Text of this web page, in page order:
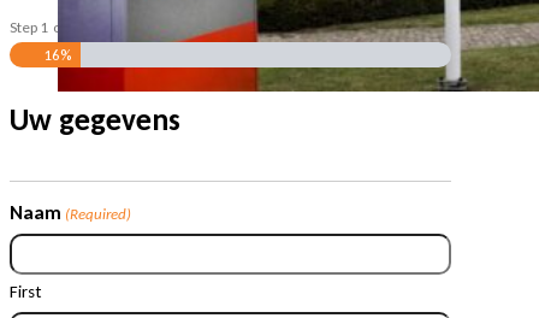
Step 1 of
16%
Uw gegevens
Naam (Required)
First